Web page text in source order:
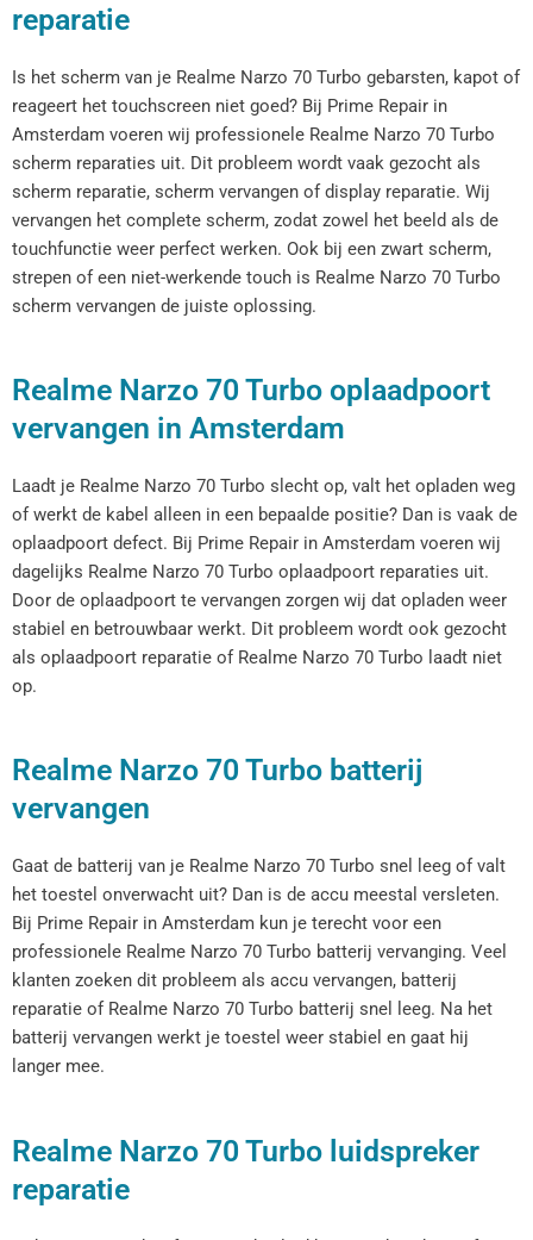
reparatie
Is het scherm van je Realme Narzo 70 Turbo gebarsten, kapot of
reageert het touchscreen niet goed? Bij Prime Repair in
Amsterdam voeren wij professionele Realme Narzo 70 Turbo
scherm reparaties uit. Dit probleem wordt vaak gezocht als
scherm reparatie, scherm vervangen of display reparatie. Wij
vervangen het complete scherm, zodat zowel het beeld als de
touchfunctie weer perfect werken. Ook bij een zwart scherm,
strepen of een niet-werkende touch is Realme Narzo 70 Turbo
scherm vervangen de juiste oplossing.
Realme Narzo 70 Turbo oplaadpoort
vervangen in Amsterdam
Laadt je Realme Narzo 70 Turbo slecht op, valt het opladen weg
of werkt de kabel alleen in een bepaalde positie? Dan is vaak de
oplaadpoort defect. Bij Prime Repair in Amsterdam voeren wij
dagelijks Realme Narzo 70 Turbo oplaadpoort reparaties uit.
Door de oplaadpoort te vervangen zorgen wij dat opladen weer
stabiel en betrouwbaar werkt. Dit probleem wordt ook gezocht
als oplaadpoort reparatie of Realme Narzo 70 Turbo laadt niet
op.
Realme Narzo 70 Turbo batterij
vervangen
Gaat de batterij van je Realme Narzo 70 Turbo snel leeg of valt
het toestel onverwacht uit? Dan is de accu meestal versleten.
Bij Prime Repair in Amsterdam kun je terecht voor een
professionele Realme Narzo 70 Turbo batterij vervanging. Veel
klanten zoeken dit probleem als accu vervangen, batterij
reparatie of Realme Narzo 70 Turbo batterij snel leeg. Na het
batterij vervangen werkt je toestel weer stabiel en gaat hij
langer mee.
Realme Narzo 70 Turbo luidspreker
reparatie